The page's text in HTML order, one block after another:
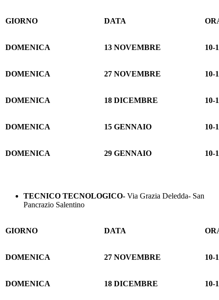
GIORNO DATA
DOMENICA 13 NOVEMBRE 10-
DOMENICA 27 NOVEMBRE 10-
DOMENICA 18 DICEMBRE 10-
DOMENICA 15 GENNAIO 10-
DOMENICA 29 GENNAIO 10-
TECNICO TECNOLOGICO- Via Grazia Deledda- San
Pancrazio Salentino
GIORNO DATA
DOMENICA 27 NOVEMBRE 10-
DOMENICA 18 DICEMBRE 10-